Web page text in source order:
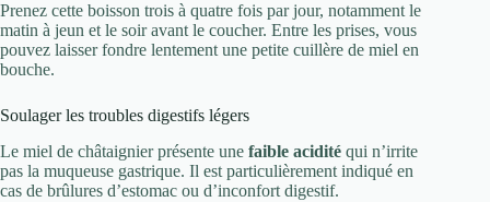
Prenez cette boisson trois à quatre fois par jour, notamment le
matin à jeun et le soir avant le coucher. Entre les prises, vous
pouvez laisser fondre lentement une petite cuillère de miel en
bouche.
Soulager les troubles digestifs légers
Le miel de châtaignier présente une faible acidité qui n’irrite
pas la muqueuse gastrique. Il est particulièrement indiqué en
cas de brûlures d’estomac ou d’inconfort digestif.